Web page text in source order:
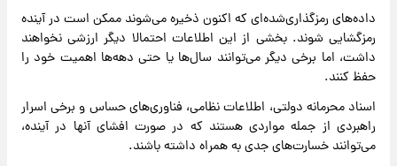
داده‌های رمزگذاری‌شده‌ای که اکنون ذخیره می‌شوند ممکن است در آینده
رمزگشایی شوند. بخشی از این اطلاعات احتمالا دیگر ارزشی نخواهند
داشت، اما برخی دیگر می‌توانند سال‌ها یا حتی دهه‌ها اهمیت خود را
حفظ کنند.
اسناد محرمانه دولتی، اطلاعات نظامی، فناوری‌های حساس و برخی اسرار
راهبردی از جمله مواردی هستند که در صورت افشای آنها در آینده،
می‌توانند خسارت‌های جدی به همراه داشته باشند.